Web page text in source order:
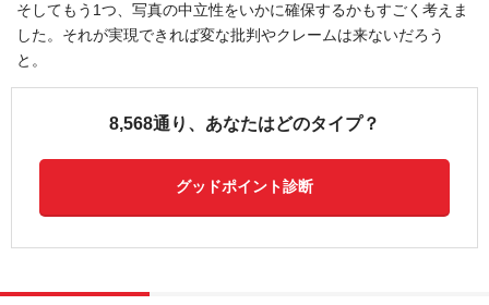
そしてもう1つ、写真の中立性をいかに確保するかもすごく考えま
した。それが実現できれば変な批判やクレームは来ないだろう
と。
8,568通り、あなたはどのタイプ？
グッドポイント診断